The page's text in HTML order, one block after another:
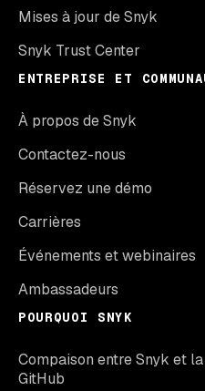
Mises à jour de Snyk
Snyk Trust Center
ENTREPRISE ET
À propos de Snyk
Contactez-nous
Réservez une démo
Carrières
Événements et webinaires
Ambassadeurs
POURQUOI SNYK
Compaison entre Snyk et
GitHub